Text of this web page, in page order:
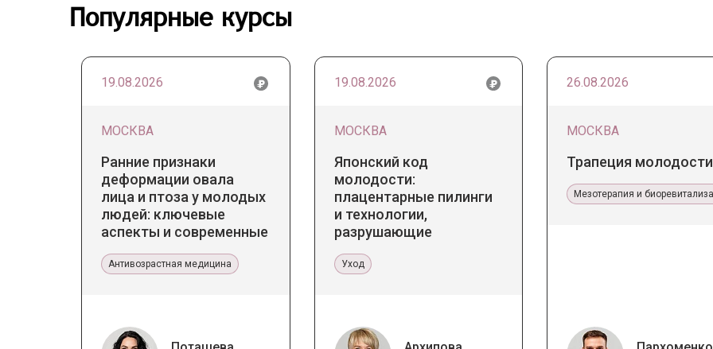
Популярные курсы
19.08.2026
МОСКВА
Ранние признаки
деформации овала
лица и птоза у молодых
людей: ключевые
аспекты и современные
Антивозрастная медицина
19.08.2026
МОСКВА
Японский код
молодости:
плацентарные пилинги
и технологии,
разрушающие
Уход
26.08.2026
МОСКВА
Трапеция молодости
Мезотерапия и